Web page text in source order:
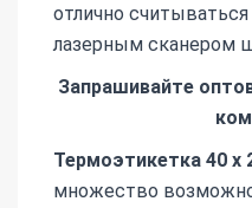
отлично
лазерным сканером
Запрашивайте
Термоэтикетка 40 х
множество